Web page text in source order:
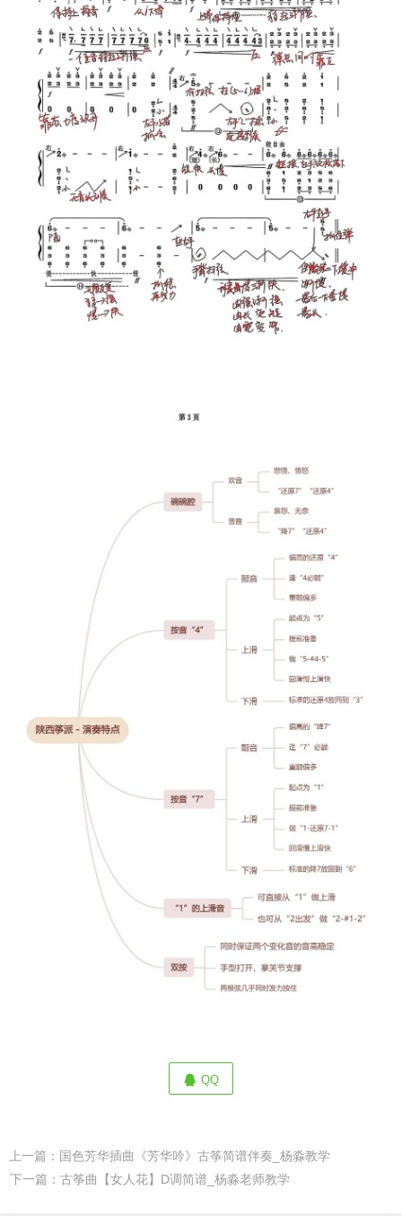
QQ
上一篇： 国色芳华插曲《芳华吟》古筝简谱伴奏_杨淼教学
下一篇： 古筝曲【女人花】D调简谱_杨淼老师教学